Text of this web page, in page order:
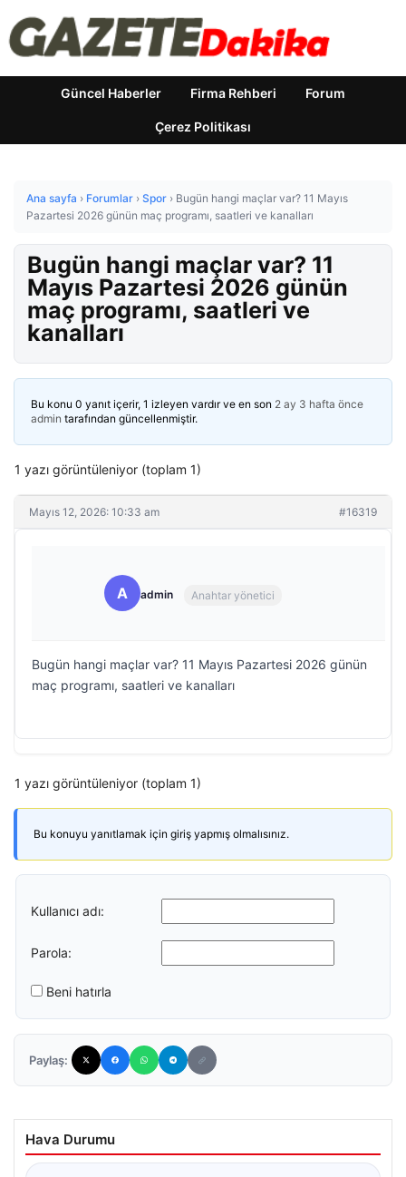
Güncel Haberler Firma Rehberi Forum
Çerez Politikası
Ana sayfa › Forumlar › Spor › Bugün hangi maçlar var? 11 Mayıs
Pazartesi 2026 günün maç programı, saatleri ve kanalları
Bugün hangi maçlar var? 11
Mayıs Pazartesi 2026 günün
maç programı, saatleri ve
kanalları
Bu konu 0 yanıt içerir, 1 izleyen vardır ve en son 2 ay 3 hafta önce
admin tarafından güncellenmiştir.
1 yazı görüntüleniyor (toplam 1)
Mayıs 12, 2026: 10:33 am #16319
A admin Anahtar yönetici
Bugün hangi maçlar var? 11 Mayıs Pazartesi 2026 günün
maç programı, saatleri ve kanalları
1 yazı görüntüleniyor (toplam 1)
Bu konuyu yanıtlamak için giriş yapmış olmalısınız.
Kullanıcı adı:
Parola:
Beni hatırla
Paylaş:
Hava Durumu